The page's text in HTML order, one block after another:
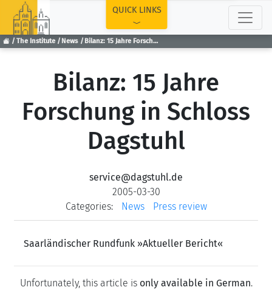
The Institute News Bilanz: 15 Jahre Forschung in Schloss Dagstuhl
QUICK LINKS
Bilanz: 15 Jahre
Forschung in Schloss
Dagstuhl
service@dagstuhl.de
2005-03-30
Categories:
News Press review
Saarländischer Rundfunk »Aktueller Bericht«
Unfortunately, this article is only available in German.